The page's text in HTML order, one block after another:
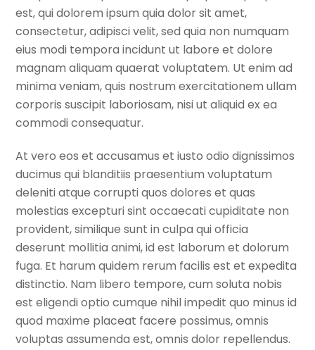
est, qui dolorem ipsum quia dolor sit amet,
consectetur, adipisci velit, sed quia non numquam
eius modi tempora incidunt ut labore et dolore
magnam aliquam quaerat voluptatem. Ut enim ad
minima veniam, quis nostrum exercitationem ullam
corporis suscipit laboriosam, nisi ut aliquid ex ea
commodi consequatur.
At vero eos et accusamus et iusto odio dignissimos
ducimus qui blanditiis praesentium voluptatum
deleniti atque corrupti quos dolores et quas
molestias excepturi sint occaecati cupiditate non
provident, similique sunt in culpa qui officia
deserunt mollitia animi, id est laborum et dolorum
fuga. Et harum quidem rerum facilis est et expedita
distinctio. Nam libero tempore, cum soluta nobis
est eligendi optio cumque nihil impedit quo minus id
quod maxime placeat facere possimus, omnis
voluptas assumenda est, omnis dolor repellendus.